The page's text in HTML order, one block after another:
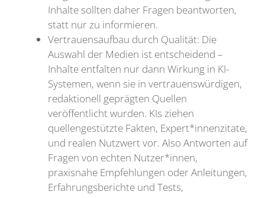
Inhalte sollten daher Fragen beantworten,
statt nur zu informieren.
Vertrauensaufbau durch Qualität: Die
Auswahl der Medien ist entscheidend –
Inhalte entfalten nur dann Wirkung in KI-
Systemen, wenn sie in vertrauenswürdigen,
redaktionell geprägten Quellen
veröffentlicht wurden. KIs ziehen
quellengestützte Fakten, Expert*innenzitate,
und realen Nutzwert vor. Also Antworten auf
Fragen von echten Nutzer*innen,
praxisnahe Empfehlungen oder Anleitungen,
Erfahrungsberichte und Tests,